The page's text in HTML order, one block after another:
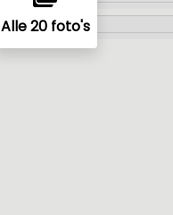
Alle 20 foto's